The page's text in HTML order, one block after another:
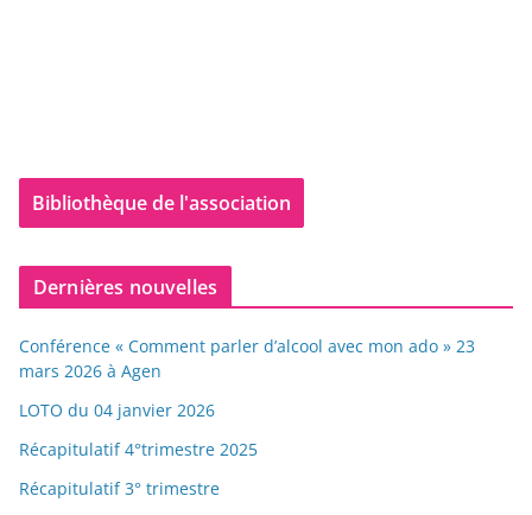
Bibliothèque de l'association
Dernières nouvelles
Conférence « Comment parler d’alcool avec mon ado » 23
mars 2026 à Agen
LOTO du 04 janvier 2026
Récapitulatif 4°trimestre 2025
Récapitulatif 3° trimestre